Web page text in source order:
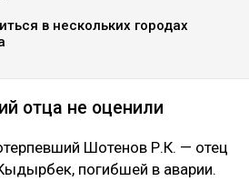
в нескольких городах
отца не оценили
Шотенов Р.К. — отец
погибшей в аварии.